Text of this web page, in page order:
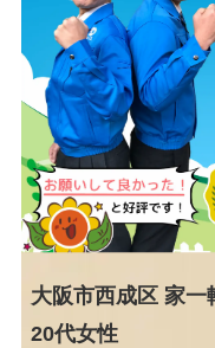
大阪市西成区 家
20代女性